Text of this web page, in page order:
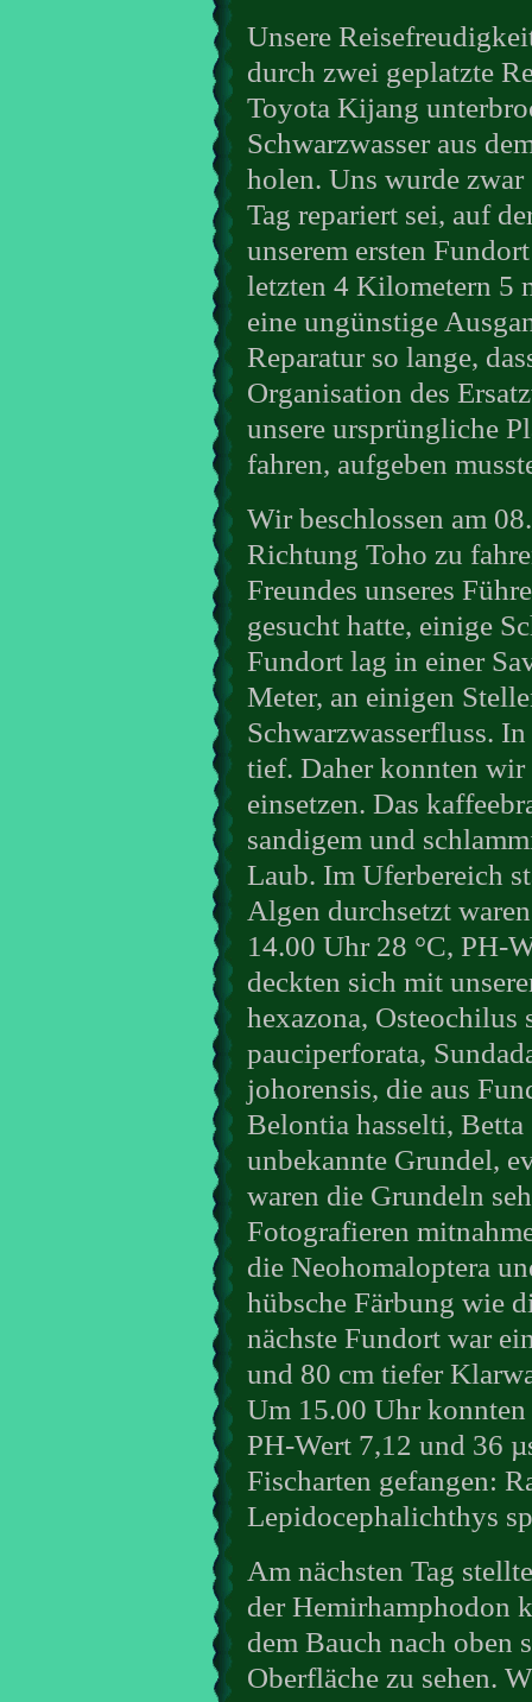
Unsere
durch zwei geplatzte
Toyota Kijang
Schwarzwasser aus
holen. Uns wurde zwar
Tag repariert sei, auf
unserem ersten
letzten 4 Kilometern 5
eine ungünstige
Reparatur so lange,
Organisation des
unsere ursprüngliche
fahren, aufgeben
Wir beschlossen am
Richtung Toho zu
Freundes unseres
gesucht hatte, einige
Fundort lag in einer
Meter, an einigen
Schwarzwasserfluss.
tief. Daher konnten
einsetzen. Das
sandigem und
Laub. Im Uferbereich
Algen durchsetzt
14.00 Uhr 28 °C, PH-
deckten sich mit
hexazona,
pauciperforata,
johorensis, die aus
Belontia hasselti, Betta
unbekannte Grundel,
waren die Grundeln
Fotografieren
die Neohomaloptera
hübsche Färbung wie
nächste Fundort war
und 80 cm tiefer
Um 15.00 Uhr
PH-Wert 7,12 und 36
Fischarten gefangen:
Lepidocephalichthys
Am nächsten Tag
der Hemirhamphodon
dem Bauch nach oben
Oberfläche zu sehen.